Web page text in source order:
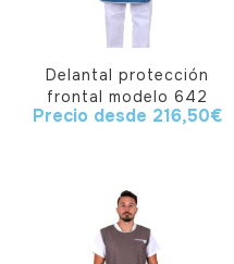
Delantal protección
frontal modelo 642
Precio desde 216,50€